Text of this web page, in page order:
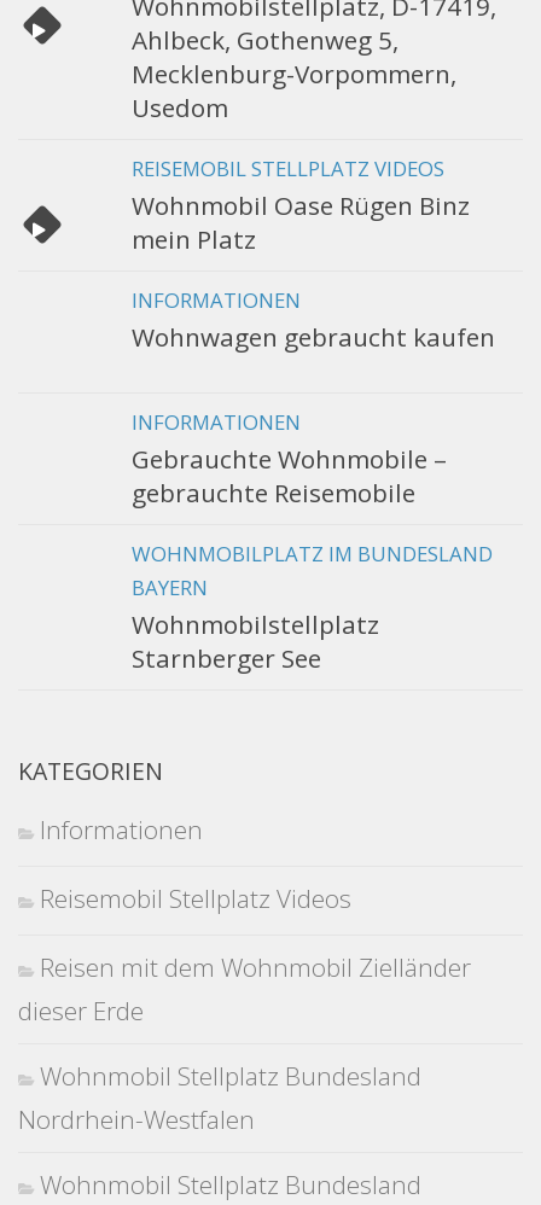
Ahlbeck, Gothenweg 5,
Mecklenburg-Vorpommern,
Usedom
REISEMOBIL STELLPLATZ VIDEOS
Wohnmobil Oase Rügen Binz
mein Platz
INFORMATIONEN
Wohnwagen gebraucht kaufen
INFORMATIONEN
Gebrauchte Wohnmobile –
gebrauchte Reisemobile
WOHNMOBILPLATZ IM BUNDESLAND
BAYERN
Wohnmobilstellplatz
Starnberger See
KATEGORIEN
Informationen
Reisemobil Stellplatz Videos
Reisen mit dem Wohnmobil Zielländer
dieser Erde
Wohnmobil Stellplatz Bundesland
Nordrhein-Westfalen
Wohnmobil Stellplatz Bundesland